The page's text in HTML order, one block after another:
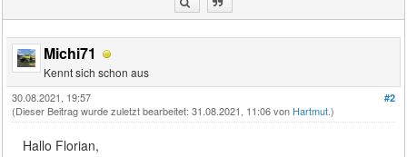
Michi71
Kennt sich schon aus
#2
30.08.2021, 19:57
(Dieser Beitrag wurde zuletzt bearbeitet: 31.08.2021, 11:06 von Hartmut.)
Hallo Florian,